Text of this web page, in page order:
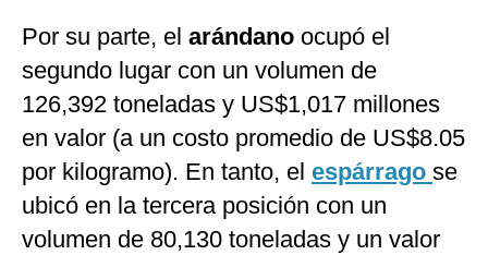
Por su parte, el arándano ocupó el
segundo lugar con un volumen de
126,392 toneladas y US$1,017 millones
en valor (a un costo promedio de US$8.05
por kilogramo). En tanto, el espárrago se
ubicó en la tercera posición con un
volumen de 80,130 toneladas y un valor